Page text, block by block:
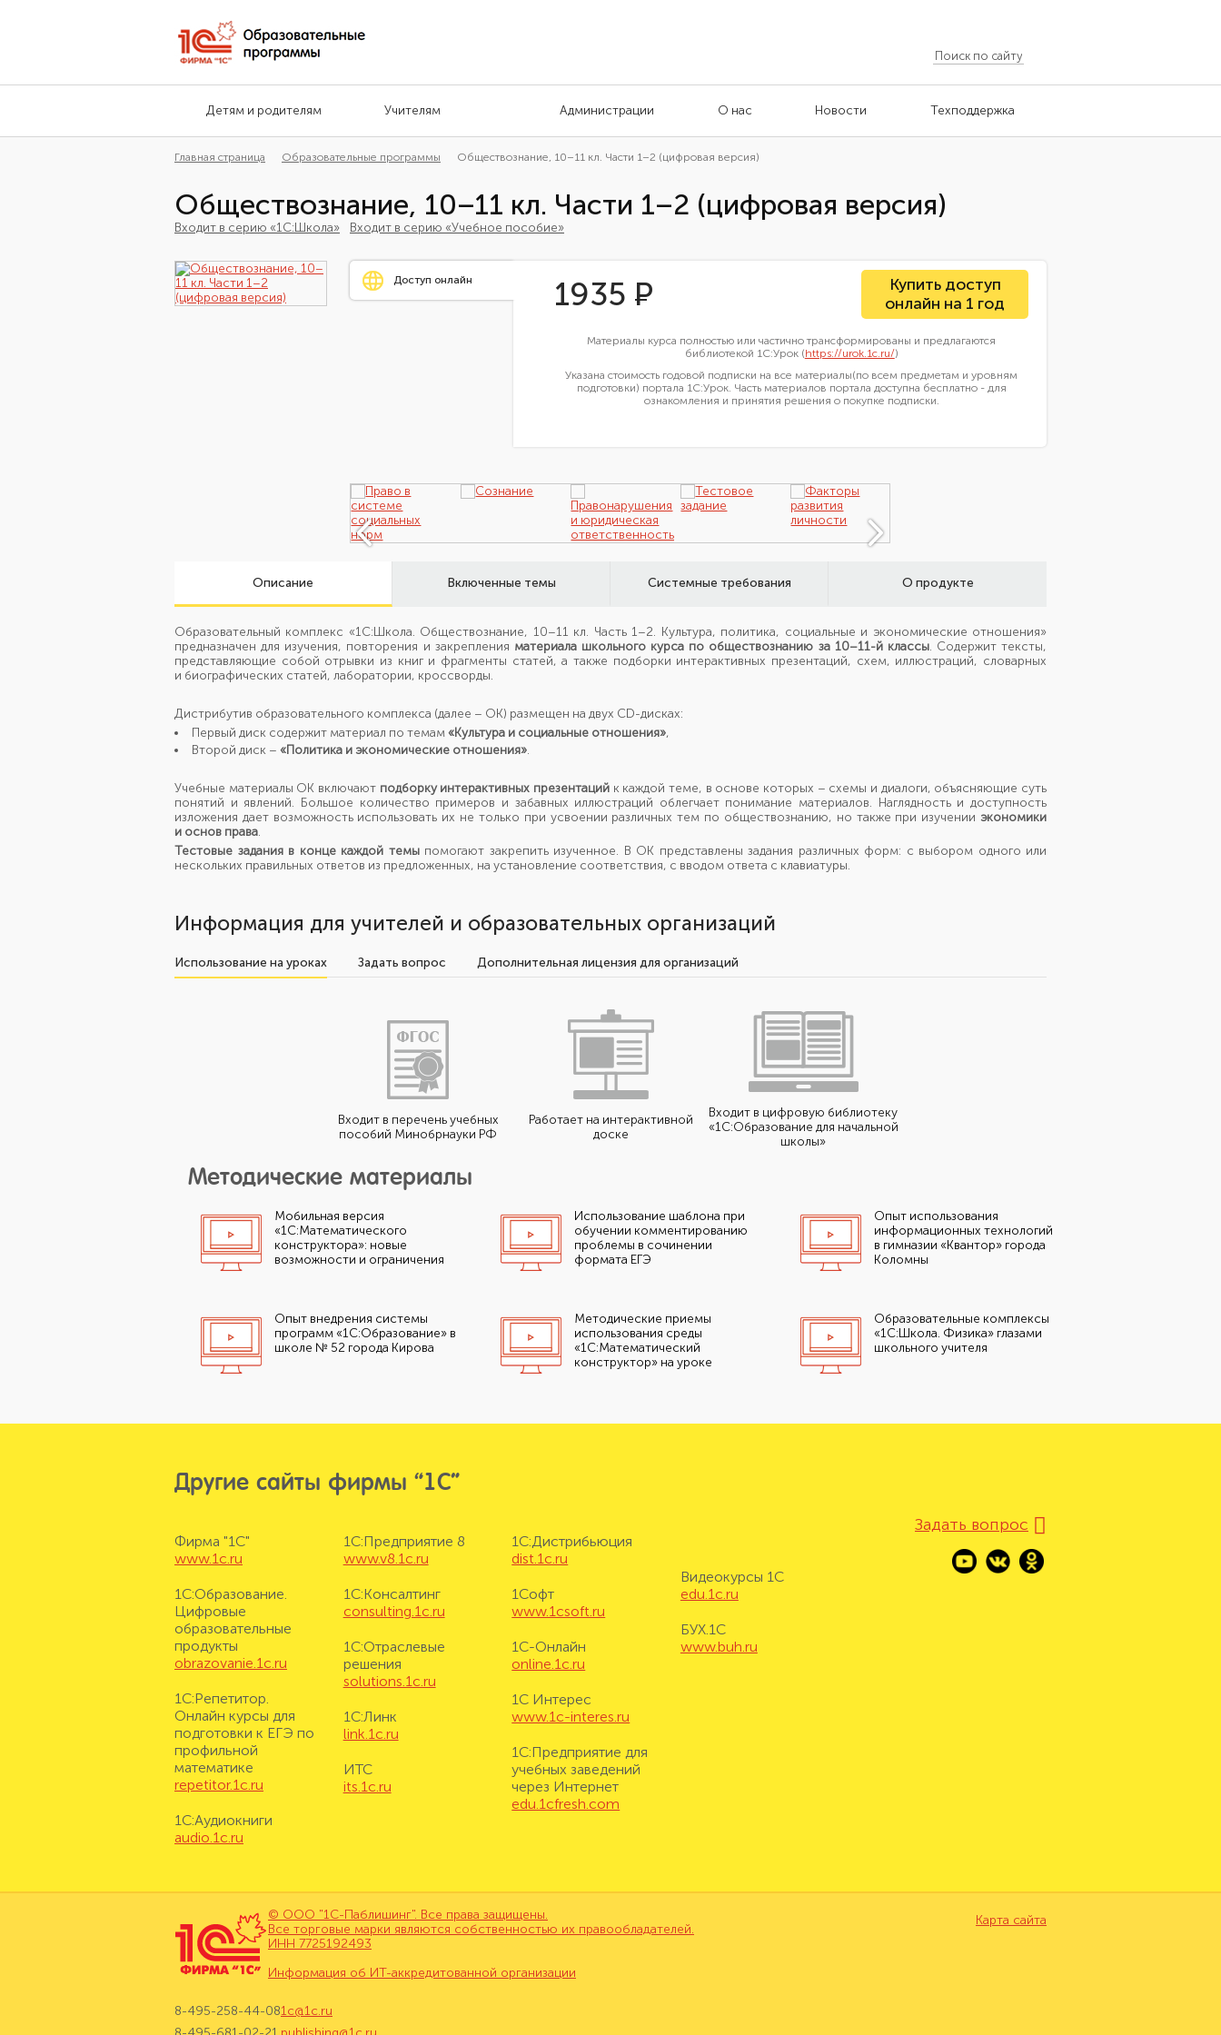
Детям и родителям Учителям Администрации О нас Новости Техподдержка
Главная страница Образовательные программы Обществознание, 10–11 кл. Части 1–2 (цифровая версия)
Обществознание, 10–11 кл. Части 1–2 (цифровая версия)
Входит в серию «1С:Школа» Входит в серию «Учебное пособие»
Доступ онлайн 1935 Р
Купить доступ
онлайн на 1 год
Материалы курса полностью или частично трансформированы и предлагаются
библиотекой 1С:Урок (https://urok.1c.ru/)
Указана стоимость годовой подписки на все материалы(по всем предметам и уровням
подготовки) портала 1С:Урок. Часть материалов портала доступна бесплатно - для
ознакомления и принятия решения о покупке подписки.
Описание Включенные темы Системные требования О продукте
Образовательный комплекс «1С:Школа. Обществознание, 10–11 кл. Часть 1–2. Культура, политика, социальные и экономические отношения»
предназначен для изучения, повторения и закрепления материала школьного курса по обществознанию за 10–11-й классы. Содержит тексты,
представляющие собой отрывки из книг и фрагменты статей,а также подборки интерактивных презентаций, схем, иллюстраций, словарных
и биографических статей, лаборатории, кроссворды.
Дистрибутив образовательного комплекса (далее – ОК) размещен на двух CD-дисках:
Первый диск содержит материал по темам «Культура и социальныеотношения»,
Второй диск – «Политика и экономическиеотношения».
Учебные материалы ОК включают подборку интерактивных презентаций к каждой теме, в основе которых – схемы и диалоги, объясняющие суть
понятий и явлений. Большое количество примеров и забавных иллюстраций облегчает понимание материалов. Наглядность и доступность
изложения дает возможность использовать их не только при усвоении различных тем по обществознанию, но также при изучении экономики
и основ права.
Тестовые задания в конце каждой темыпомогают закрепить изученное. В ОК представлены задания различных форм: с выбором одного или
нескольких правильных ответов из предложенных, на установление соответствия, с вводом ответа с клавиатуры.
Информация для учителей и образовательных организаций
Использование на уроках Задать вопрос Дополнительная лицензия для организаций
Входит в перечень учебных
пособий Минобрнауки РФ
Работает на интерактивной
доске
Входит в цифровую библиотеку
«1С:Образование для начальной
школы»
Методические материалы
Мобильная версия
«1С:Математического
конструктора»: новые
возможности и ограничения
Использование шаблона при
обучении комментированию
проблемы в сочинении
формата ЕГЭ
Опыт использования
информационных технологий
в гимназии «Квантор» города
Коломны
Опыт внедрения системы
программ «1С:Образование» в
школе № 52 города Кирова
Методические приемы
использования среды
«1С:Математический
конструктор» на уроке
Образовательные комплексы
«1С:Школа. Физика» глазами
школьного учителя
Другие сайты фирмы “1С”
Фирма "1С"
www.1c.ru
1С:Образование.
Цифровые
образовательные
продукты
obrazovanie.1c.ru
1С:Репетитор.
Онлайн курсы для
подготовки к ЕГЭ по
профильной
математике
repetitor.1c.ru
1С:Аудиокниги
audio.1c.ru
1С:Предприятие 8
www.v8.1c.ru
1С:Консалтинг
consulting.1c.ru
1С:Отраслевые
решения
solutions.1c.ru
1С:Линк
link.1c.ru
ИТС
its.1c.ru
1С:Дистрибьюция
dist.1c.ru
1Софт
www.1csoft.ru
1С-Онлайн
online.1c.ru
1С Интерес
www.1c-interes.ru
1С:Предприятие для
учебных заведений
через Интернет
edu.1cfresh.com
Видеокурсы 1С
edu.1c.ru
БУХ.1С
www.buh.ru
Задать вопрос
© ООО "1С-Паблишинг". Все права защищены.
Все торговые марки являются собственностью их правообладателей.
ИНН 7725192493
Информация об ИТ-аккредитованной организации
Карта сайта
8-495-258-44-081c@1c.ru